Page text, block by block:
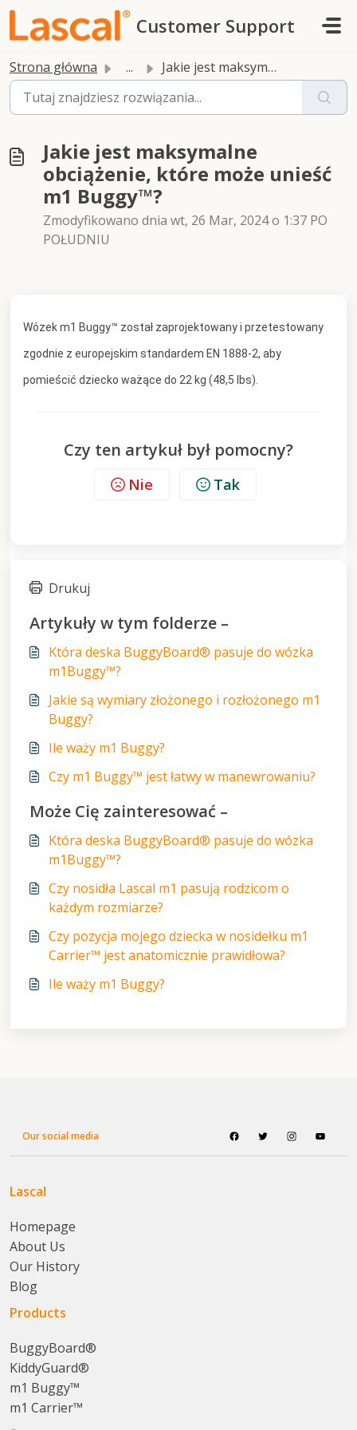
Przejdź do głównej treści
Customer Support
Strona główna ... Jakie jest maksymalne obciążenie, które może unieść m1 Bu...
Jakie jest maksymalne
obciążenie, które może unieść
m1 Buggy™?
Zmodyfikowano dnia wt, 26 Mar, 2024 o 1:37 PO
POŁUDNIU
Wózek m1 Buggy™ został zaprojektowany i przetestowany
zgodnie z europejskim standardem EN 1888-2, aby
pomieścić dziecko ważące do 22 kg (48,5 lbs).
Czy ten artykuł był pomocny?
Nie Tak
Drukuj
Artykuły w tym folderze –
Która deska BuggyBoard® pasuje do wózka
m1Buggy™?
Jakie są wymiary złożonego i rozłożonego m1
Buggy?
Ile waży m1 Buggy?
Czy m1 Buggy™ jest łatwy w manewrowaniu?
Może Cię zainteresować –
Która deska BuggyBoard® pasuje do wózka
m1Buggy™?
Czy nosidła Lascal m1 pasują rodzicom o
każdym rozmiarze?
Czy pozycja mojego dziecka w nosidełku m1
Carrier™ jest anatomicznie prawidłowa?
Ile waży m1 Buggy?
Our social media
Lascal
Homepage
About Us
Our History
Blog
Products
BuggyBoard®
KiddyGuard®
m1 Buggy™
m1 Carrier™